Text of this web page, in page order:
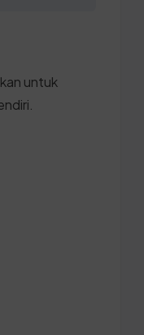
untuk